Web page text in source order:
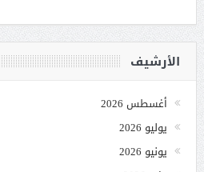
الأرشيف
أغسطس 2026
يوليو 2026
يونيو 2026